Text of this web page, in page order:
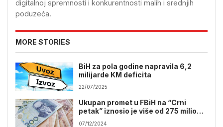
digitalnoj spremnosti i konkurentnosti malih i srednjih
poduzeća.
MORE STORIES
BiH za pola godine napravila 6,2
milijarde KM deficita
22/07/2025
Ukupan promet u FBiH na “Crni
petak” iznosio je više od 275 miliona
KM
07/12/2024